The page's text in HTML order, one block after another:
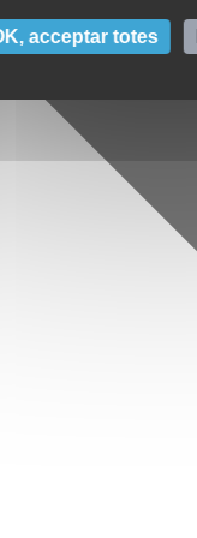
acceptar totes